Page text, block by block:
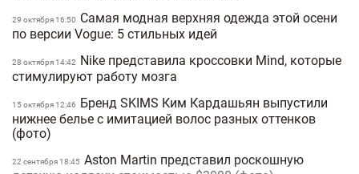
29 октября 16:50
Самая модная верхняя одежда этой осени
по версии Vogue: 5 стильных идей
28 октября 14:42
Nike представила кроссовки Mind, которые
стимулируют работу мозга
15 октября 12:46
Бренд SKIMS Ким Кардашьян выпустили
нижнее белье с имитацией волос разных оттенков
(фото)
22 сентября 18:45 Aston Martin представил роскошную